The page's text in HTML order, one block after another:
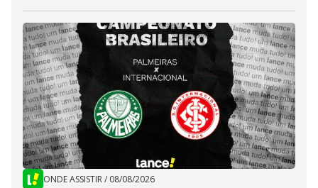
ONDE ASSISTIR/ 08/08/2026